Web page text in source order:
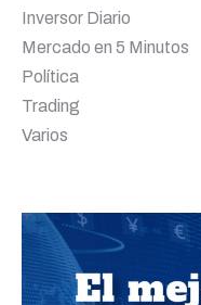
Inversor Diario
Mercado en 5 Minutos
Política
Trading
Varios